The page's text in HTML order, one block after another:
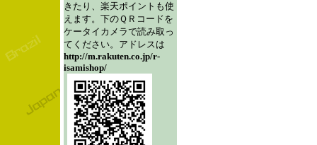
きたり、楽天ポイントも使
えます。下のＱＲコードを
ケータイカメラで読み取っ
てください。アドレスは
http://m.rakuten.co.jp/r-
isamishop/